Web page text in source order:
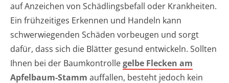
auf Anzeichen von Schädlingsbefall oder Krankheiten.
Ein frühzeitiges Erkennen und Handeln kann
schwerwiegenden Schäden vorbeugen und sorgt
dafür, dass sich die Blätter gesund entwickeln. Sollten
Ihnen bei der Baumkontrollegelbe Flecken am
Apfelbaum-Stamm auffallen, besteht jedoch kein